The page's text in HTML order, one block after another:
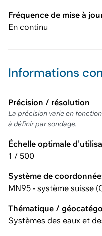
Fréquence de mise à
En continu
Informations
Précision / résolution
La précision varie en
à définir par sondage.
Échelle optimale
1 / 500
Système de
MN95 - système suisse
Thématique /
Systèmes des eaux et